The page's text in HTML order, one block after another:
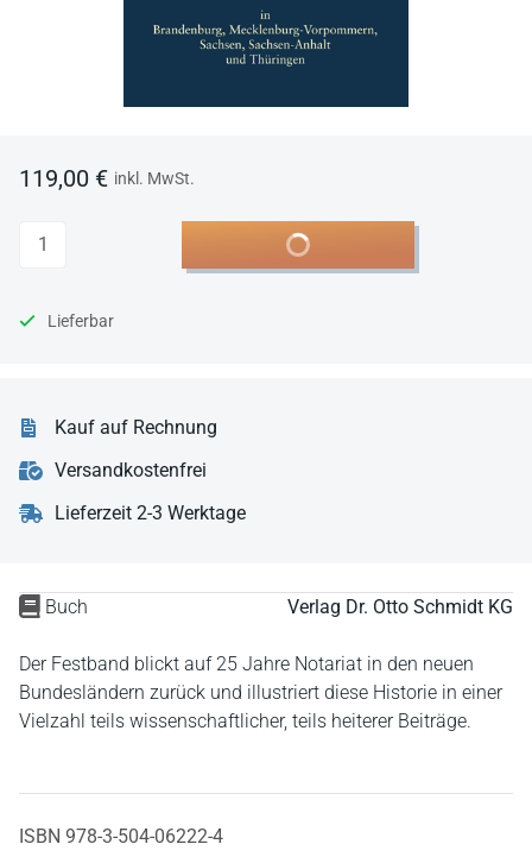
Buch Verlag Dr. Otto Schmidt KG
Der Festband blickt auf 25 Jahre Notariat in den neuen
Bundesländern zurück und illustriert diese Historie in einer
Vielzahl teils wissenschaftlicher, teils heiterer Beiträge.
ISBN 978-3-504-06222-4
119,00 € inkl. MwSt.
Anzahl In den Warenkorb
Lieferbar
Kauf auf Rechnung
Versandkostenfrei
Lieferzeit 2-3 Werktage